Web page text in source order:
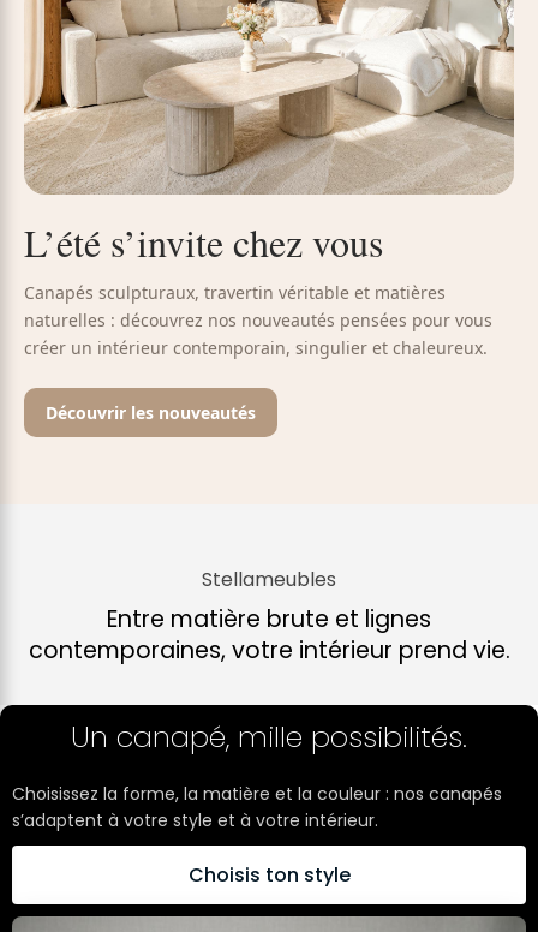
L’été s’invite chez vous
Canapés sculpturaux, travertin véritable et matières
naturelles : découvrez nos nouveautés pensées pour vous
créer un intérieur contemporain, singulier et chaleureux.
Découvrir les nouveautés
Stellameubles
Entre matière brute et lignes
contemporaines, votre intérieur prend vie.
Un canapé, mille possibilités.
Choisissez la forme, la matière et la couleur : nos canapés
s’adaptent à votre style et à votre intérieur.
Choisis ton style